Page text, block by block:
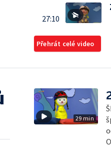
27:10
Přehrát celé video
29 min